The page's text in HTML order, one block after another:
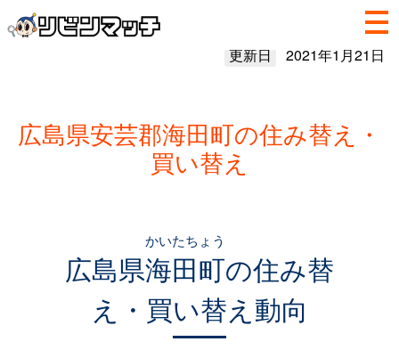
更新日 2021年1月21日
広島県安芸郡海田町の住み替え・
買い替え
広島県海田町
かいたちょう
の住み替
え・買い替え動向